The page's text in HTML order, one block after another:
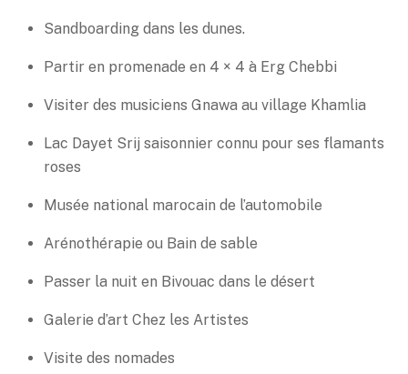
Sandboarding dans les dunes.
Partir en promenade en 4 × 4 à Erg Chebbi
Visiter des musiciens Gnawa au village Khamlia
Lac Dayet Srij saisonnier connu pour ses flamants
roses
Musée national marocain de l’automobile
Arénothérapie ou Bain de sable
Passer la nuit en Bivouac dans le désert
Galerie d’art Chez les Artistes
Visite des nomades